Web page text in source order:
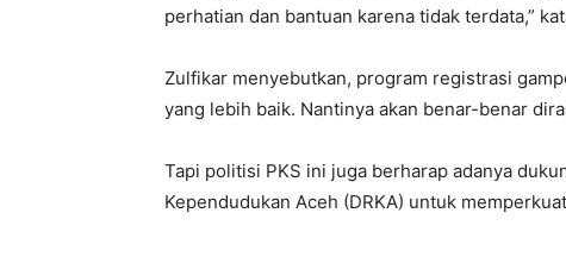
perhatian dan bantuan karena tidak terdata,”
Zulfikar menyebutkan, program registrasi
yang lebih baik. Nantinya akan benar-benar
Tapi politisi PKS ini juga berharap adanya
Kependudukan Aceh (DRKA) untuk